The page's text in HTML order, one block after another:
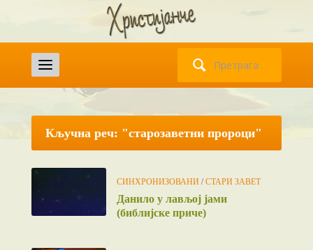
Кључна реч: "старозаветни пророци"
СИНХРОНИЗОВАНИ /СТАРИ ЗАВЕТ
Данило у лављој јами
(библијске приче)